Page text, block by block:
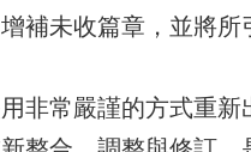
補未收篇章，並將所
非常嚴謹的方式重